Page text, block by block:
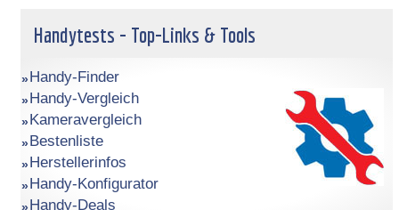
Handytests - Top-Links & Tools
Handy-Finder
Handy-Vergleich
Kameravergleich
Bestenliste
Herstellerinfos
Handy-Konfigurator
Handy-Deals